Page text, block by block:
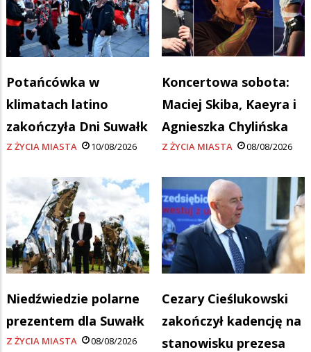
Potańcówka w
klimatach latino
zakończyła Dni Suwałk
Z ŻYCIA MIASTA 10/08/2026
Koncertowa sobota:
Maciej Skiba, Kaeyra i
Agnieszka Chylińska
Z ŻYCIA MIASTA 08/08/2026
Niedźwiedzie polarne
prezentem dla Suwałk
Z ŻYCIA MIASTA 08/08/2026
Cezary Cieślukowski
zakończył kadencję na
stanowisku prezesa